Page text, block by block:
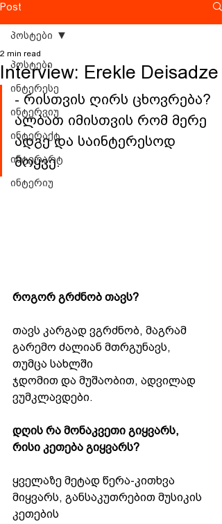
Post
პოსტები
ინტერესე
ინტერვიუ
ინტერაქტ
ინტერარტ
ინტერიუ
პოსტები
Interview: Erekle Deisadze
2 min read
- რისთვის ღირს ცხოვრება?
ალბათ იმისთვის რომ მერე
ადგე და საინტერესოდ
მოყვე.
როგორ გრძნობ თავს?
თავს კარგად ვგრძნობ, მაგრამ
გარემო ძალიან მთრგუნავს,
თუმცა სახლში
ჯდომით და მუშაობით, ადვილად
ვუმკლავდები.
დღის რა მონაკვეთი გიყვარს,
რისი კეთება გიყვარს?
ყველაზე მეტად წერა-კითხვა
მიყვარს, განსაკუთრებით მუსიკის
კეთების